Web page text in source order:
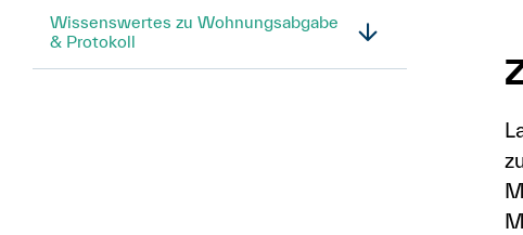
Wissenswertes zu Wohnungsabgabe
& Protokoll